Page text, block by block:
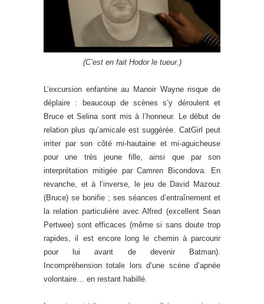
(C’est en fait Hodor le tueur.)
L’excursion enfantine au Manoir Wayne risque de
déplaire : beaucoup de scènes s’y déroulent et
Bruce et Selina sont mis à l’honneur. Le début de
relation plus qu’amicale est suggérée. CatGirl peut
irriter par son côté mi-hautaine et mi-aguicheuse
pour une très jeune fille, ainsi que par son
interprétation mitigée par Camren Bicondova. En
revanche, et à l’inverse, le jeu de David Mazouz
(Bruce) se bonifie ; ses séances d’entraînement et
la relation particulière avec Alfred (excellent Sean
Pertwee) sont efficaces (même si sans doute trop
rapides, il est encore long le chemin à parcourir
pour lui avant de devenir Batman).
Incompréhension totale lors d’une scène d’apnée
volontaire… en restant habillé.